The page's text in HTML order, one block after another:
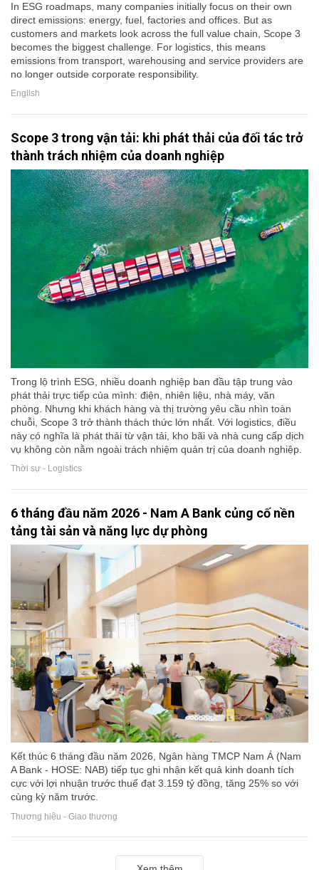
In ESG roadmaps, many companies initially focus on their own
direct emissions: energy, fuel, factories and offices. But as
customers and markets look across the full value chain, Scope 3
becomes the biggest challenge. For logistics, this means
emissions from transport, warehousing and service providers are
no longer outside corporate responsibility.
English
Scope 3 trong vận tải: khi phát thải của đối tác trở
thành trách nhiệm của doanh nghiệp
Trong lộ trình ESG, nhiều doanh nghiệp ban đầu tập trung vào
phát thải trực tiếp của mình: điện, nhiên liệu, nhà máy, văn
phòng. Nhưng khi khách hàng và thị trường yêu cầu nhìn toàn
chuỗi, Scope 3 trở thành thách thức lớn nhất. Với logistics, điều
này có nghĩa là phát thải từ vận tải, kho bãi và nhà cung cấp dịch
vụ không còn nằm ngoài trách nhiệm quản trị của doanh nghiệp.
Thời sự - Logistics
6 tháng đầu năm 2026 - Nam A Bank củng cố nền
tảng tài sản và năng lực dự phòng
Kết thúc 6 tháng đầu năm 2026, Ngân hàng TMCP Nam Á (Nam
A Bank - HOSE: NAB) tiếp tục ghi nhận kết quả kinh doanh tích
cực với lợi nhuận trước thuế đạt 3.159 tỷ đồng, tăng 25% so với
cùng kỳ năm trước.
Thương hiệu - Giao thương